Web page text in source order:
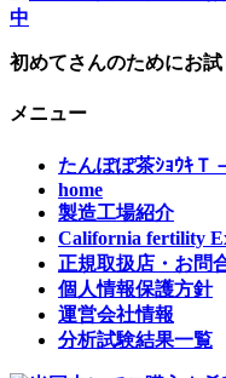
初めてさんのためにお
メニュー
たんぽぽ茶ｼｮｳｷＴ
home
製造工場紹介
California fertility
正規取扱店・お問
個人情報保護方針
運営会社情報
分析試験結果一覧